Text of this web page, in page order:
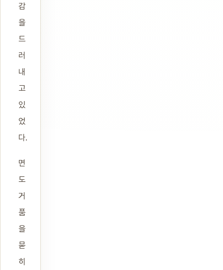
감
을
드
러
내
고
있
었
다.
면
도
거
품
을
묻
히